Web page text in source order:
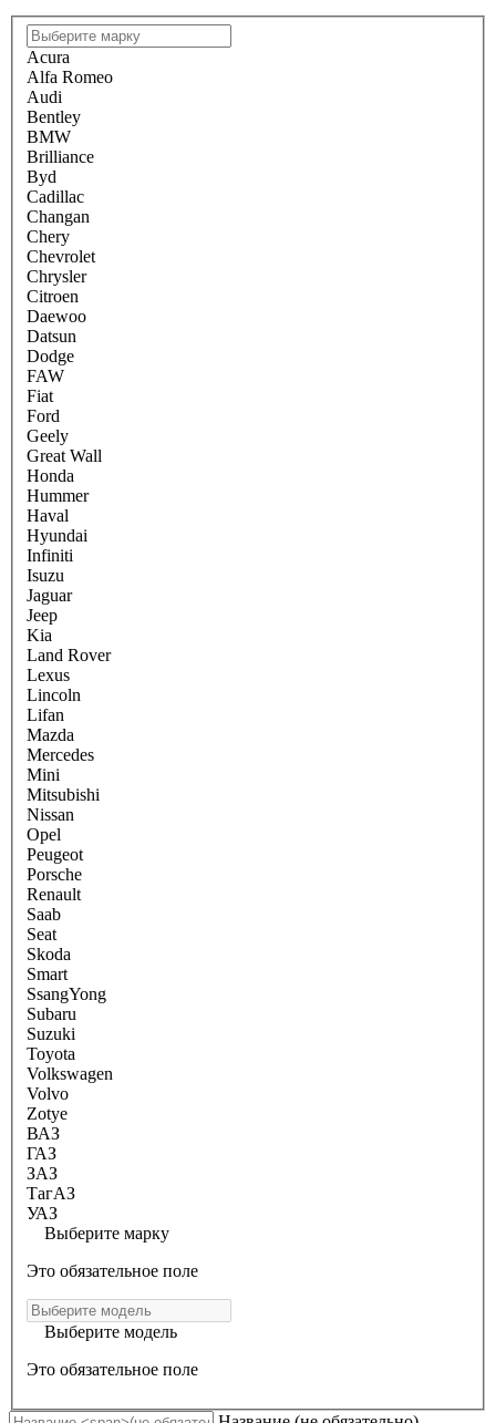
Acura
Alfa Romeo
Audi
Bentley
BMW
Brilliance
Byd
Cadillac
Changan
Chery
Chevrolet
Chrysler
Citroen
Daewoo
Datsun
Dodge
FAW
Fiat
Ford
Geely
Great Wall
Honda
Hummer
Haval
Hyundai
Infiniti
Isuzu
Jaguar
Jeep
Kia
Land Rover
Lexus
Lincoln
Lifan
Mazda
Mercedes
Mini
Mitsubishi
Nissan
Opel
Peugeot
Porsche
Renault
Saab
Seat
Skoda
Smart
SsangYong
Subaru
Suzuki
Toyota
Volkswagen
Volvo
Zotye
ВАЗ
ГАЗ
ЗАЗ
ТагАЗ
УАЗ
Выберите марку
Это обязательное поле
Выберите модель
Это обязательное поле